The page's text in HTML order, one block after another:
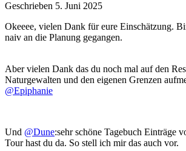
Geschrieben 5. Juni 2025
Okeeee, vielen Dank für eure Einschätzung.
naiv an die Planung gegangen.
Aber vielen Dank das du noch mal auf den
Naturgewalten und den eigenen Grenzen
@Epiphanie
Und @Dune:sehr schöne Tagebuch Einträge
Tour hast du da. So stell ich mir das auch vor.